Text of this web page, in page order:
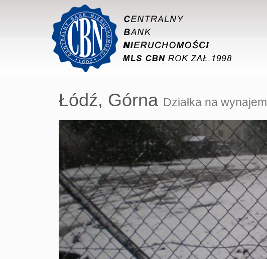
Łódź, Górna Działka na wynajem